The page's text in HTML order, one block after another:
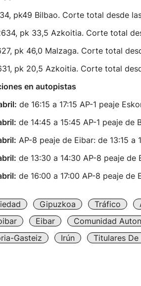
pk49 Bilbao. Corte total desde
pk 33,5 Azkoitia. Corte total
pk 46,0 Malzaga. Corte total
pk 20,5 Azkoitia. Corte total
en autopistas
de 16:15 a 17:15 AP-1 peaje
de 14:45 a 15:45 AP-1 peaje de
AP-8 peaje de Eibar: de 13:15 a
de 13:30 a 14:30 AP-8 peaje de
de 16:00 a 17:00 AP-8 peaje de
Gipuzkoa Tráfico
Eibar Comunidad
Gasteiz
Irún Titulares De